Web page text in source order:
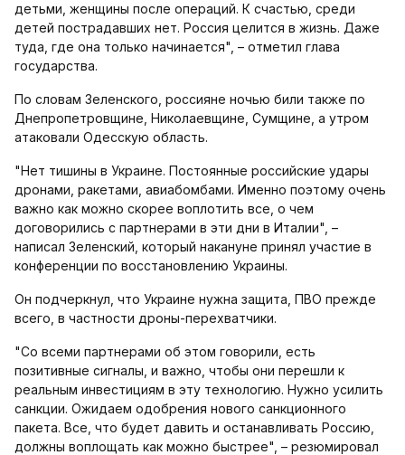
детьми, женщины после операций. К счастью, среди
детей пострадавших нет. Россия целится в жизнь. Даже
туда, где она только начинается", – отметил глава
государства.
По словам Зеленского, россияне ночью били также по
Днепропетровщине, Николаевщине, Сумщине, а утром
атаковали Одесскую область.
"Нет тишины в Украине. Постоянные российские удары
дронами, ракетами, авиабомбами. Именно поэтому очень
важно как можно скорее воплотить все, о чем
договорились с партнерами в эти дни в Италии", –
написал Зеленский, который накануне принял участие в
конференции по восстановлению Украины.
Он подчеркнул, что Украине нужна защита, ПВО прежде
всего, в частности дроны-перехватчики.
"Со всеми партнерами об этом говорили, есть
позитивные сигналы, и важно, чтобы они перешли к
реальным инвестициям в эту технологию. Нужно усилить
санкции. Ожидаем одобрения нового санкционного
пакета. Все, что будет давить и останавливать Россию,
должны воплощать как можно быстрее", – резюмировал